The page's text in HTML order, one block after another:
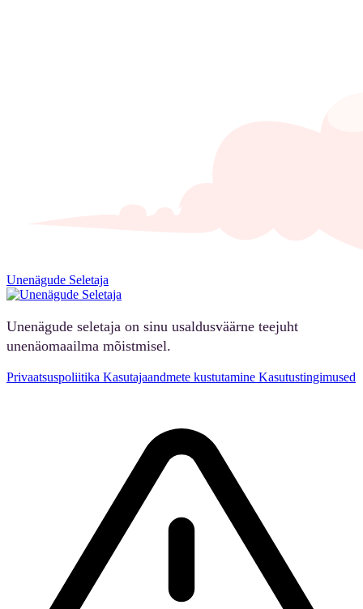
Unenägude Seletaja
Unenägude seletaja on sinu usaldusväärne teejuht
unenäomaailma mõistmisel.
Privaatsuspoliitika Kasutajaandmete kustutamine Kasutustingimused